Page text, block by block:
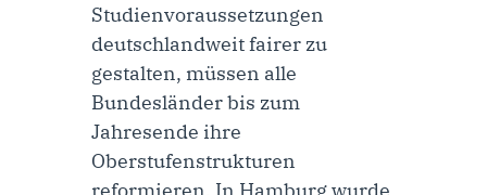
Studienvoraussetzungen
deutschlandweit fairer zu
gestalten, müssen alle
Bundesländer bis zum
Jahresende ihre
Oberstufenstrukturen
reformieren. In Hamburg wurde